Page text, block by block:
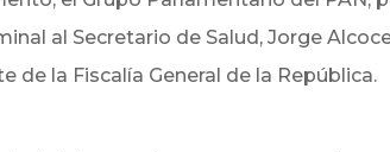
al Secretario de Salud, Jorge
de la Fiscalía General de la República.